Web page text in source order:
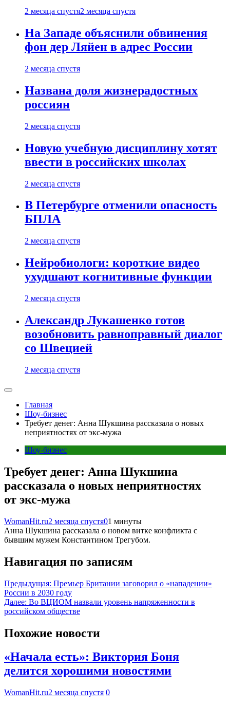
2 месяца спустя2 месяца спустя
На Западе объяснили обвинения
фон дер Ляйен в адрес России
2 месяца спустя
Названа доля жизнерадостных
россиян
2 месяца спустя
Новую учебную дисциплину хотят
ввести в российских школах
2 месяца спустя
В Петербурге отменили опасность
БПЛА
2 месяца спустя
Нейробиологи: короткие видео
ухудшают когнитивные функции
2 месяца спустя
Александр Лукашенко готов
возобновить равноправный диалог
со Швецией
2 месяца спустя
Главная
Шоу-бизнес
Требует денег: Анна Шукшина рассказала о новых
неприятностях от экс-мужа
Шоу-бизнес
Требует денег: Анна Шукшина
рассказала о новых неприятностях
от экс-мужа
WomanHit.ru2 месяца спустя01 минуты
Анна Шукшина рассказала о новом витке конфликта с
бывшим мужем Константином Трегубом.
Навигация по записям
Предыдущая: Премьер Британии заговорил о «нападении»
России в 2030 году
Далее: Во ВЦИОМ назвали уровень напряженности в
российском обществе
Похожие новости
«Начала есть»: Виктория Боня
делится хорошими новостями
WomanHit.ru2 месяца спустя 0